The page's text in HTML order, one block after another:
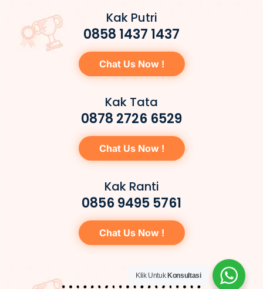
Kak Putri
0858 1437 1437
Chat Us Now !
Kak Tata
0878 2726 6529
Chat Us Now !
Kak Ranti
0856 9495 5761
Chat Us Now !
Klik Untuk Konsultasi